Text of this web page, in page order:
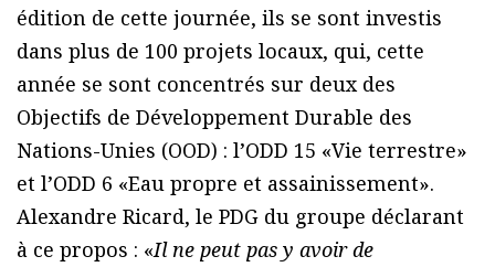
édition de cette journée, ils se sont investis
dans plus de 100 projets locaux, qui, cette
année se sont concentrés sur deux des
Objectifs de Développement Durable des
Nations-Unies (OOD) : l’ODD 15 «Vie terrestre»
et l’ODD 6 «Eau propre et assainissement».
Alexandre Ricard, le PDG du groupe déclarant
à ce propos : «Il ne peut pas y avoir de